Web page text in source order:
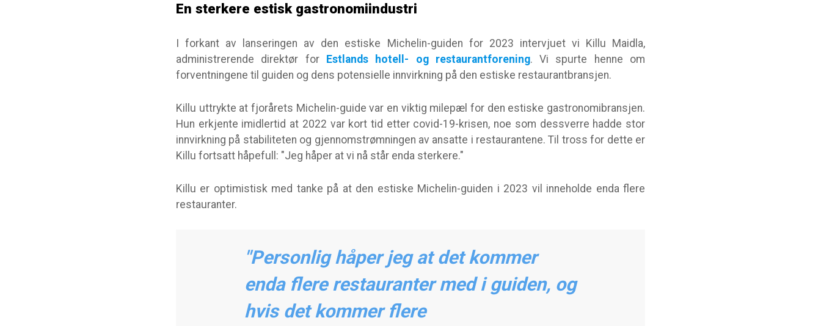
En sterkere estisk gastronomiindustri
I forkant av lanseringen av den estiske Michelin-guiden for 2023 intervjuet vi Killu Maidla,
administrerende direktør for
Estlands hotell- og restaurantforening. Vi spurte henne om
forventningene til guiden og dens potensielle innvirkning på den estiske restaurantbransjen.
Killu uttrykte at fjorårets Michelin-guide var en viktig milepæl for den estiske gastronomibransjen.
Hun erkjente imidlertid at 2022 var kort tid etter covid-19-krisen, noe som dessverre hadde stor
innvirkning på stabiliteten og gjennomstrømningen av ansatte i restaurantene. Til tross for dette er
Killu fortsatt håpefull: "Jeg håper at vi nå står enda sterkere."
Killu er optimistisk med tanke på at den estiske Michelin-guiden i 2023 vil inneholde enda flere
restauranter.
"Personlig håper jeg at det kommer
enda flere restauranter med i guiden, og
hvis det kommer flere